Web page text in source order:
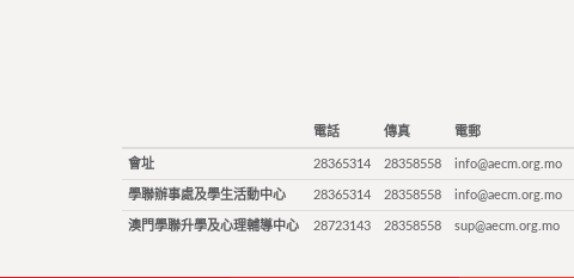
電話 傳真 電郵
會址 28365314 28358558 info@aecm.org.mo
學聯辦事處及學生活動中心 28365314 28358558 info@aecm.org.mo
澳門學聯升學及心理輔導中心 28723143 28358558 sup@aecm.org.mo